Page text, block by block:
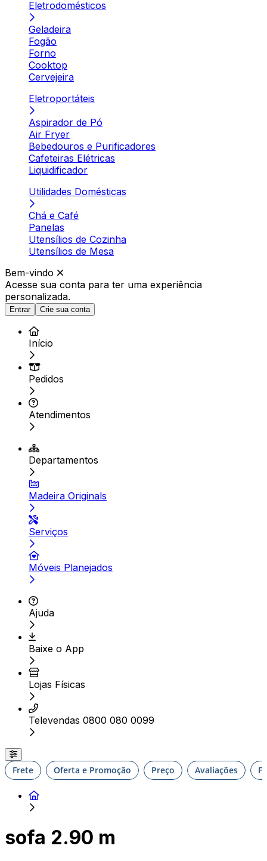
Eletrodomésticos
Geladeira
Fogão
Forno
Cooktop
Cervejeira
Eletroportáteis
Aspirador de Pó
Air Fryer
Bebedouros e Purificadores
Cafeteiras Elétricas
Liquidificador
Utilidades Domésticas
Chá e Café
Panelas
Utensílios de Cozinha
Utensílios de Mesa
Bem-vindo
Acesse sua conta para ter uma experiência
personalizada.
Entrar Crie sua conta
Início
Pedidos
Atendimentos
Departamentos
Madeira Originals
Serviços
Móveis Planejados
Ajuda
Baixe o App
Lojas Físicas
Televendas 0800 080 0099
Frete Oferta e Promoção Preço Avaliações
sofa 2.90 m